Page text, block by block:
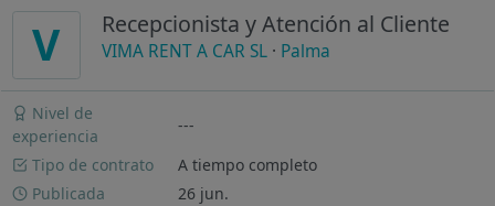
V Recepcionista y Atención al Cliente
VIMA RENT A CAR SL · Palma
Nivel de
experiencia
---
Tipo de contrato
A tiempo completo
Publicada
26 jun.